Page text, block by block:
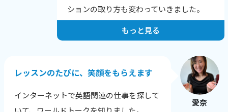
しいなどの、喜びの報告を受けた時にとて
もやりがいを感じます。
ションの取り方も変わっていきました。
人は自分の短所にはよく気がつきますが、
レッスンでは生徒さん本人が気づいていな
い長所や成長のポイントを積極的に伝えて
います。
もっと見る
愛奈
レッスンのたびに、笑顔をもらえます
インターネットで英語関連の仕事を探して